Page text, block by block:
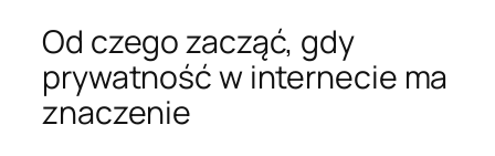
Od czego zacząć, gdy
prywatność w internecie ma
znaczenie